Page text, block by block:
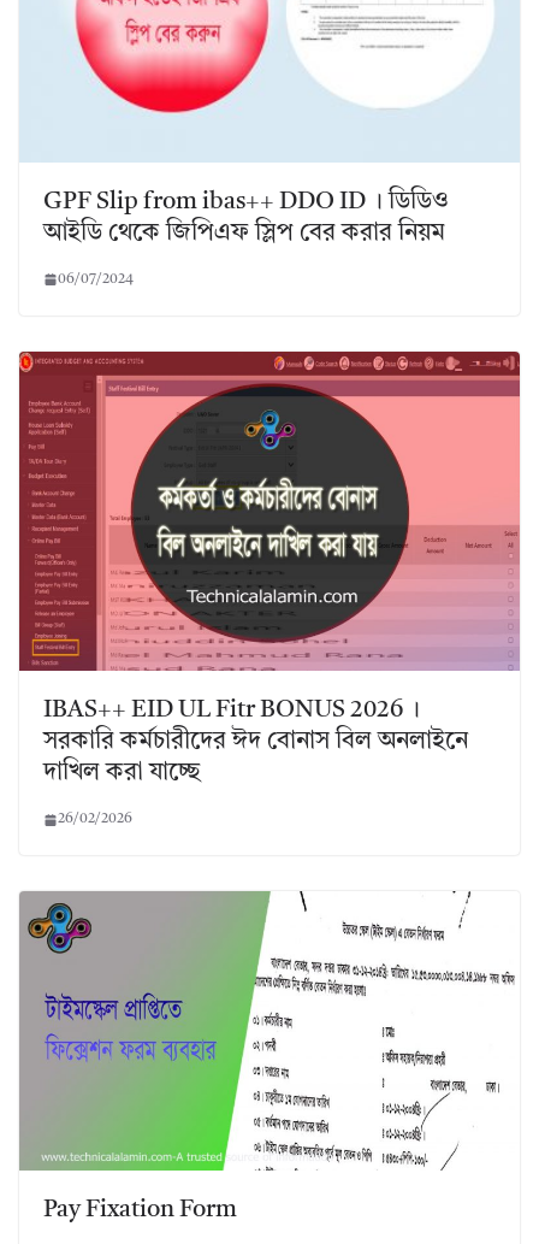
GPF Slip from ibas++ DDO ID । ডিডিও
আইডি থেকে জিপিএফ স্লিপ বের করার নিয়ম
06/07/2024
IBAS++ EID UL Fitr BONUS 2026 ।
সরকারি কর্মচারীদের ঈদ বোনাস বিল অনলাইনে
দাখিল করা যাচ্ছে
26/02/2026
Pay Fixation Form